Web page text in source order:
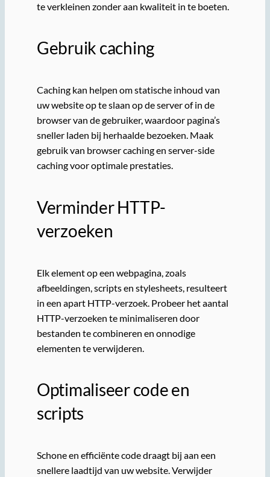
te verkleinen zonder aan kwaliteit in te boeten.
Gebruik caching
Caching kan helpen om statische inhoud van
uw website op te slaan op de server of in de
browser van de gebruiker, waardoor pagina’s
sneller laden bij herhaalde bezoeken. Maak
gebruik van browser caching en server-side
caching voor optimale prestaties.
Verminder HTTP-
verzoeken
Elk element op een webpagina, zoals
afbeeldingen, scripts en stylesheets, resulteert
in een apart HTTP-verzoek. Probeer het aantal
HTTP-verzoeken te minimaliseren door
bestanden te combineren en onnodige
elementen te verwijderen.
Optimaliseer code en
scripts
Schone en efficiënte code draagt bij aan een
snellere laadtijd van uw website. Verwijder